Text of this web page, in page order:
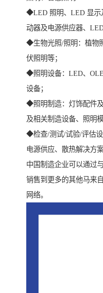
◆LED 照明、LED 显示
动器及电源供应器、
◆生物光照/照明：植物
伏照明等；
◆照明设备：LED、
设备；
◆照明制造：灯饰配件
及相关制造设备、照明模
◆检查/测试/试验/评估设
电源供应、散热解决方
中国制造企业可以通过
销售到更多的其他马来
网络。